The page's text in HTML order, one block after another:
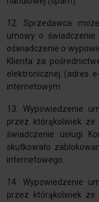
12. Sprzedawca
umowy o świadczenie
oświadczenie o
Klienta za
elektronicznej (adres
internetowym.
13. Wypowiedzenie
przez którąkolwiek
świadczenie usługi
skutkowało
internetowego.
14. Wypowiedzenie
przez którąkolwiek